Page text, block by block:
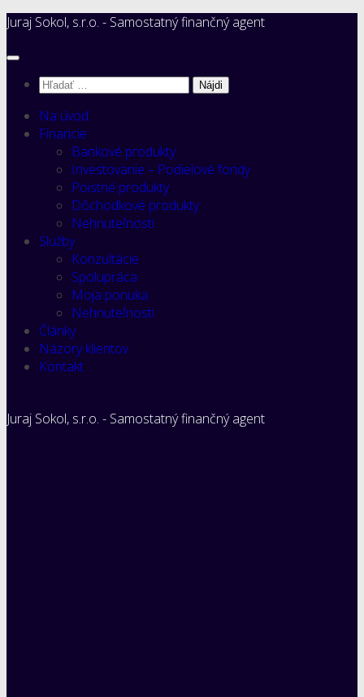
Preskočiť
obsah
Juraj Sokol, s.r.o. - Samostatný finančný agent
Hľadať:
Na úvod
Financie
Bankové produkty
Investovanie – Podielové fondy
Poistné produkty
Dôchodkové produkty
Nehnuteľnosti
Služby
Konzultácie
Spolupráca
Moja ponuka
Nehnuteľnosti
Články
Názory klientov
Kontakt
Juraj Sokol, s.r.o. - Samostatný finančný agent